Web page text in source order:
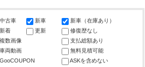
中古車 新車
新車（在庫あり）
新着
更新
修復歴なし
複数画像
支払総額あり
車両動画
無料見積可能
GooCOUPON
ASKを含めない